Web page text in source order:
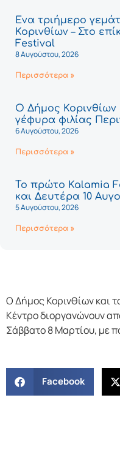
Ένα τριήμερο
Κορινθίων – Στο
Festival
8 Αυγούστου, 2026
Περισσότερα »
Ο Δήμος Κορινθίων
γέφυρα φιλίας
6 Αυγούστου, 2026
Περισσότερα »
Το πρώτο Kalamia
και Δευτέρα 10
5 Αυγούστου, 2026
Περισσότερα »
Ο Δήμος Κορινθίων και
Κέντρο διοργανώνουν
Σάββατο 8 Μαρτίου, με
Facebook